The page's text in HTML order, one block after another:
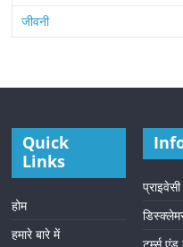
जीवनी
Quick
Links
होम
हमारे बारे में